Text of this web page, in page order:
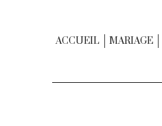
ACCUEIL MARIAGE